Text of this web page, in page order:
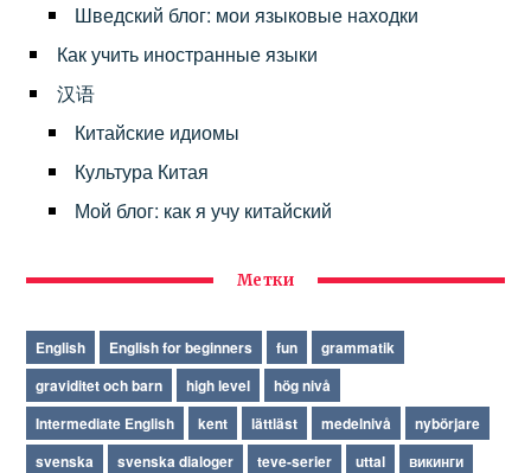
Шведский блог: мои языковые находки
Как учить иностранные языки
汉语
Китайские идиомы
Культура Китая
Мой блог: как я учу китайский
Метки
English English for beginners fun
grammatik
graviditet och barn
high level
hög nivå
Intermediate English
kent lättläst medelnivå
nybörjare
svenska
svenska dialoger teve-serier uttal викинги